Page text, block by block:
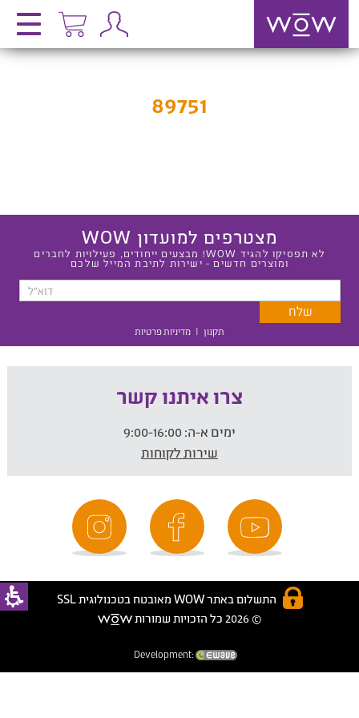
89751
מצטרפים למועדון WOW
לא תפסיקו להגיד WOW! מבצעים ייחודים, פעילויות לחברים
ומוצרים חדשים - ישירות לתיבת המייל שלכם
תקנון | מדיניות פרטיות
צרו איתנו קשר
ימים א-ה:
שירות לקוחות
התשלום באתר WOW מאובטח בטכנולוגית SSL
© 2026 כל הזכויות שמורות
Development: